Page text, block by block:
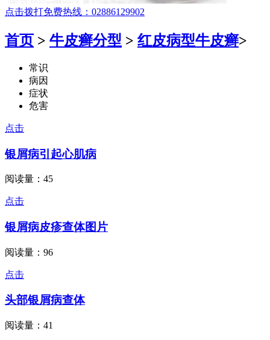
点击拨打免费热线：02886129902
首页 > 牛皮癣分型 > 红皮病型牛皮癣>
常识
病因
症状
危害
点击
银屑病引起心肌病
阅读量：45
点击
银屑病皮疹查体图片
阅读量：96
点击
头部银屑病查体
阅读量：41